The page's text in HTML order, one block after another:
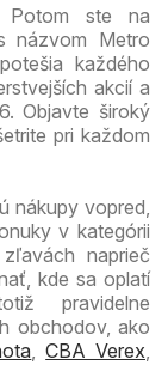
Potom ste na
názvom Metro
každého
akcií a
Objavte široký
pri každom
nákupy vopred,
v kategórii
naprieč
kde sa oplatí
pravidelne
obchodov, ako
,CBA Verex,